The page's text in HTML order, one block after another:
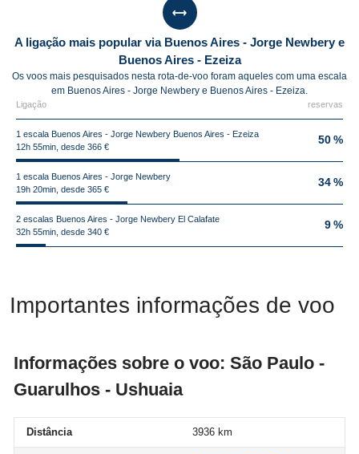
A ligação mais popular via Buenos Aires - Jorge Newbery e
Buenos Aires - Ezeiza
Os voos mais pesquisados nesta rota-de-voo foram aqueles com uma escala
em Buenos Aires - Jorge Newbery e Buenos Aires - Ezeiza.
Ligação reservas
1 escala Buenos Aires - Jorge Newbery Buenos Aires - Ezeiza
12h 55min, desde 366 €
50 %
1 escala Buenos Aires - Jorge Newbery
19h 20min, desde 365 €
34 %
2 escalas Buenos Aires - Jorge Newbery El Calafate
32h 55min, desde 340 €
9 %
Importantes informações de voo
Informações sobre o voo: São Paulo -
Guarulhos - Ushuaia
Distância 3936 km